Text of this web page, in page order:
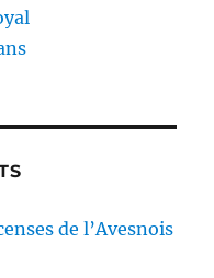
de l’Avesnois